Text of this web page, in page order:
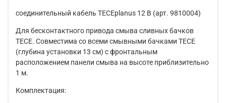
соединительный кабель TECEplanus 12 В (арт. 9810004)
Для бесконтактного привода смыва сливных бачков
TECE. Совместима со всеми смывными бачками TECE
(глубина установки 13 см) с фронтальным
расположением панели смыва на высоте приблизительно
1 м.
Комплектация: